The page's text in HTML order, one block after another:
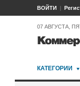
ВОЙТИ
07 АВГУСТА,
КАТЕГОРИИ